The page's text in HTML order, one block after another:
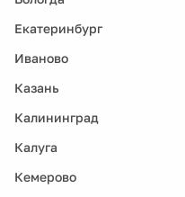
Екатеринбург
Иваново
Казань
Калининград
Калуга
Кемерово